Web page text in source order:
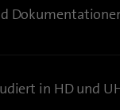
in HD und